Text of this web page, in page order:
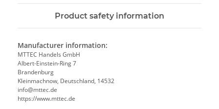
Product safety information
Manufacturer information:
MTTEC Handels GmbH
Albert-Einstein-Ring 7
Brandenburg
Kleinmachnow, Deutschland, 14532
info@mttec.de
https://www.mttec.de